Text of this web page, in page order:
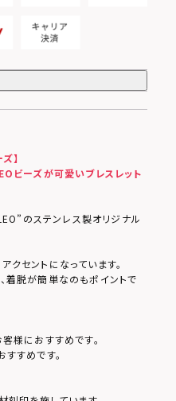
】
ビーズが可愛いブレスレット
のステンレス製オリジナル
セントになっています。
着脱が簡単なのもポイントで
様におすすめです。
すめです。